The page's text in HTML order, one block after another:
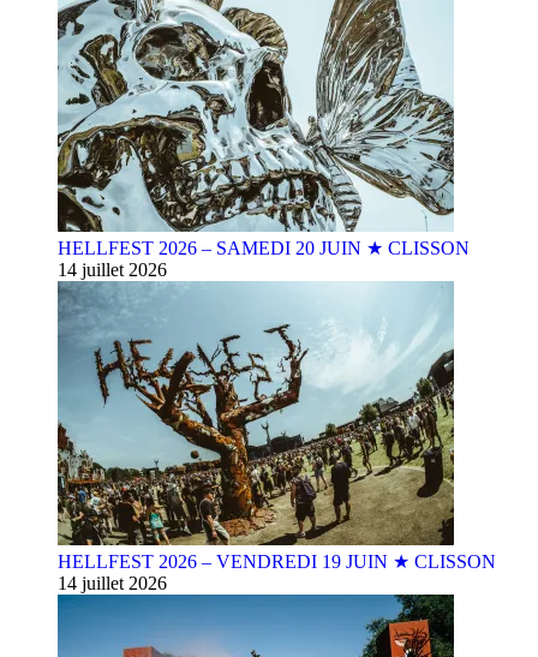
HELLFEST 2026 – SAMEDI 20 JUIN ★ CLISSON
14 juillet 2026
HELLFEST 2026 – VENDREDI 19 JUIN ★ CLISSON
14 juillet 2026